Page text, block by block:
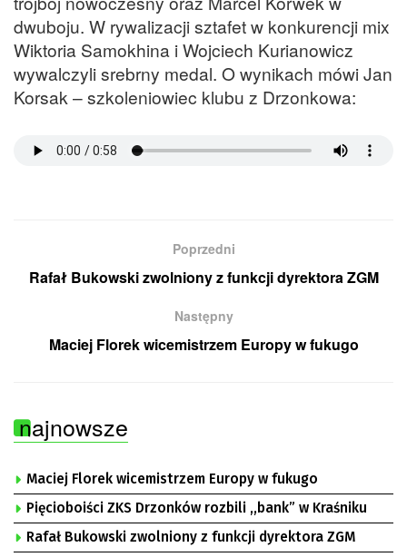
dwuboju. W rywalizacji sztafet w konkurencji mix
Wiktoria Samokhina i Wojciech Kurianowicz
wywalczyli srebrny medal. O wynikach mówi Jan
Korsak – szkoleniowiec klubu z Drzonkowa:
Poprzedni
Rafał Bukowski zwolniony z funkcji dyrektora ZGM
Następny
Maciej Florek wicemistrzem Europy w fukugo
najnowsze
Maciej Florek wicemistrzem Europy w fukugo
Pięcioboiści ZKS Drzonków rozbili ,,bank” w Kraśniku
Rafał Bukowski zwolniony z funkcji dyrektora ZGM